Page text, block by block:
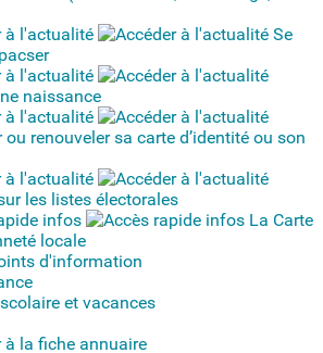
Se
naissance
ou renouveler sa carte d’identité ou son
les listes électorales
La Carte
locale
d'information
et vacances